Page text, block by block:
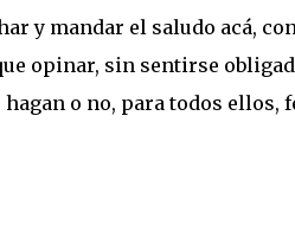
y mandar el saludo acá,
opinar, sin sentirse
o no, para todos ellos,